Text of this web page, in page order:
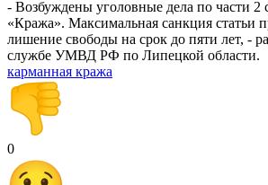
- Возбуждены уголовные дела по части
«Кража». Максимальная санкция статьи
лишение свободы на срок до пяти лет, -
службе УМВД РФ по Липецкой области.
карманная кража
0